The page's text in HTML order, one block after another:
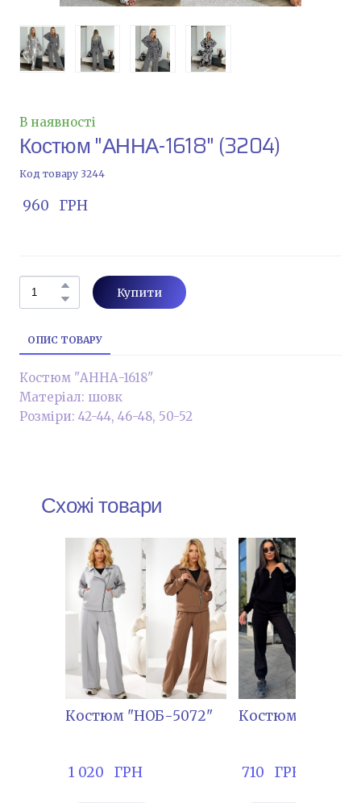
В наявності
Костюм "АННА-1618" (3204)
Код товару 3244
960   ГРН
Купити
ОПИС ТОВАРУ
Костюм "АННА-1618"
Матеріал: шовк
Розміри: 42-44, 46-48, 50-52
Схожі товари
Костюм "НОБ-5072"
1 020   ГРН
Костюм "КОР-
710   ГРН